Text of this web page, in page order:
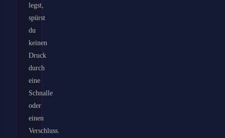
legst,
spürst
du
keinen
Druck
durch
eine
Schnalle
oder
einen
Verschluss.